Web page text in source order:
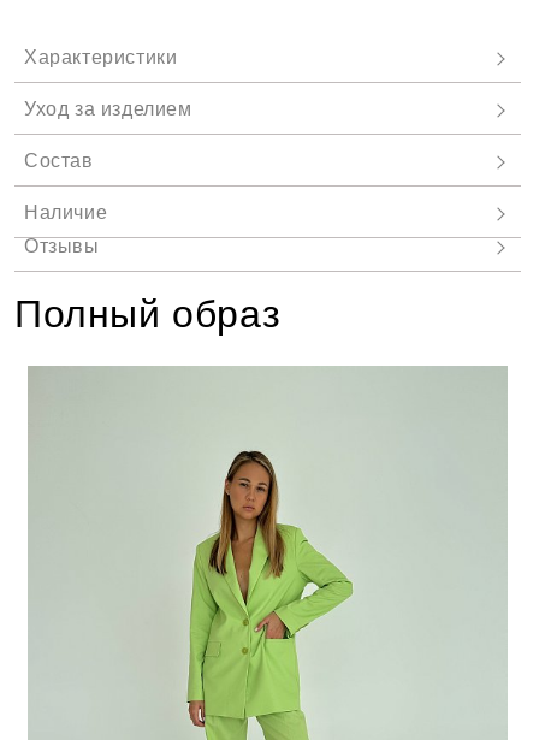
Полный образ